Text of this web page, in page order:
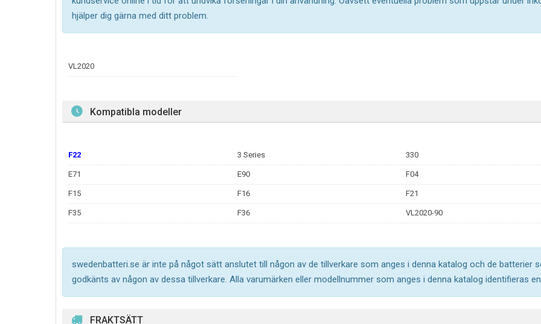
hjälper dig gärna med ditt problem.
VL2020
Kompatibla modeller
F22 3 Series 330
E71 E90 F04
F15 F16 F21
F35 F36 VL2020-90
swedenbatteri.se är inte på något sätt anslutet till någon av de tillverkare som anges i denna katalog och de batterier
godkänts av någon av dessa tillverkare. Alla varumärken eller modellnummer som anges i denna katalog identifieras
FRAKTSÄTT